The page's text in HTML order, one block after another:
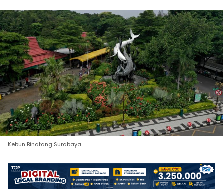
Kebun Binatang Surabaya.